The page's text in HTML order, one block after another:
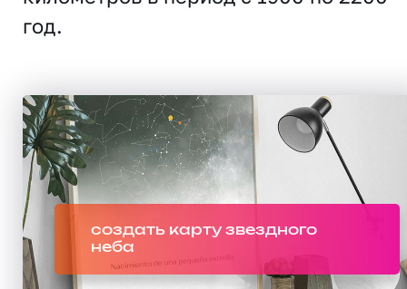
год.
создать карту звездного
неба